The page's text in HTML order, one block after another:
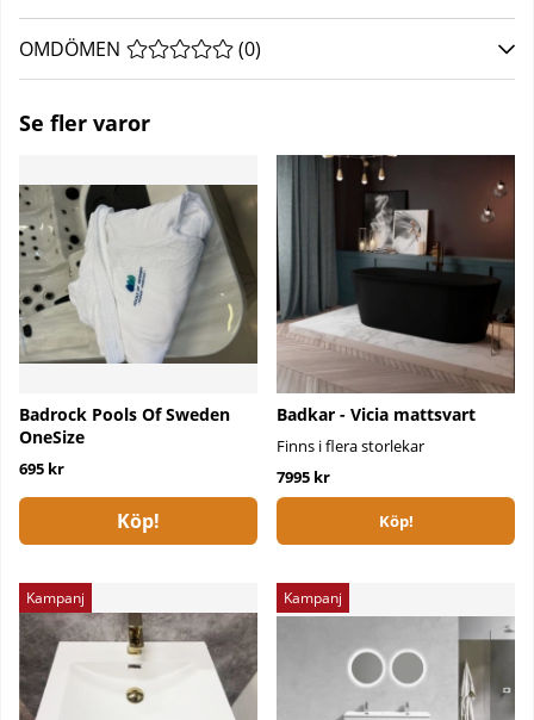
OMDÖMEN MEDELBETYG 0 AV 5 ANTAL BETYG 0
(0)
Se fler varor
Badrock Pools Of Sweden
OneSize
695 kr
Köp!
Badkar - Vicia mattsvart
Finns i flera storlekar
7995 kr
Köp!
Kampanj Kampanj